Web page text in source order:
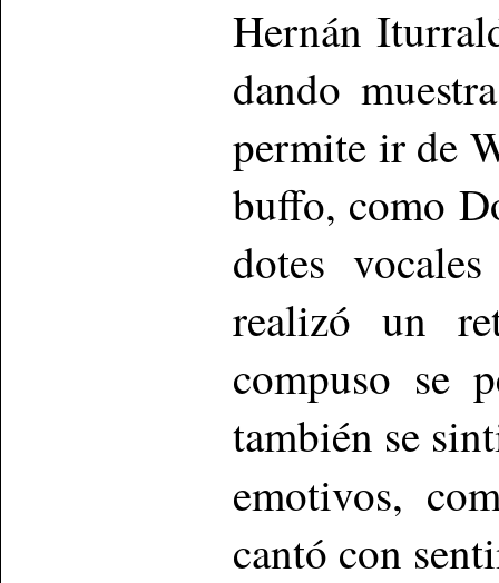
Hernán
dando
permite ir de
buffo, como
dotes
realizó un
compuso se
también se
emotivos,
cantó con